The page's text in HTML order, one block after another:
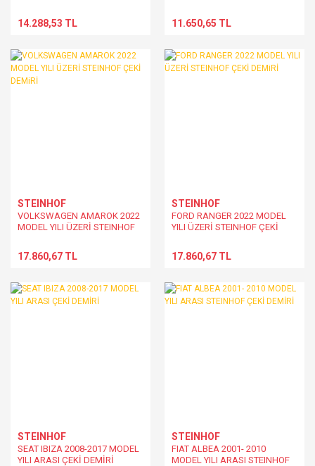
14.288,53 TL 11.650,65 TL
STEINHOF
VOLKSWAGEN AMAROK 2022
MODEL YILI ÜZERİ STEINHOF
17.860,67 TL
STEINHOF
FORD RANGER 2022 MODEL
YILI ÜZERİ STEINHOF ÇEKİ
17.860,67 TL
STEINHOF
SEAT IBIZA 2008-2017 MODEL
YILI ARASI ÇEKİ DEMİRİ
STEINHOF
FIAT ALBEA 2001- 2010
MODEL YILI ARASI STEINHOF